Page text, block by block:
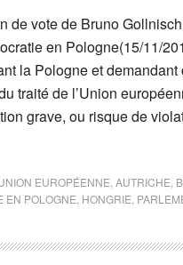
de vote de Bruno
en Pologne(15/11/
la Pologne et
traité de l’Union
grave, ou risque de
EUROPÉENNE AUTRICHE
EN POLOGNE HONGRIE